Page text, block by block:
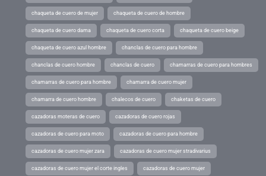
chaqueta de cuero de mujer chaqueta de cuero de hombre
chaqueta de cuero dama chaqueta de cuero corta chaqueta de cuero beige
chaqueta de cuero azul hombre chanclas de cuero para hombre
chanclas de cuero hombre chanclas de cuero chamarras de cuero para hombres
chamarras de cuero para hombre chamarra de cuero mujer
chamarra de cuero hombre chalecos de cuero chaketas de cuero
cazadoras moteras de cuero cazadoras de cuero rojas
cazadoras de cuero para moto cazadoras de cuero para hombre
cazadoras de cuero mujer zara cazadoras de cuero mujer stradivarius
cazadoras de cuero mujer el corte ingles cazadoras de cuero mujer